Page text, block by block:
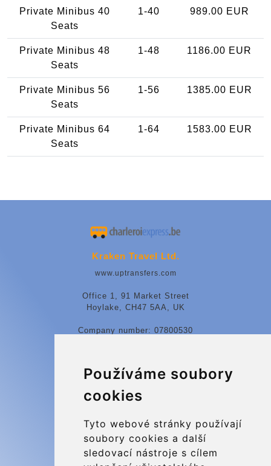
Používáme soubory
cookies
Tyto webové stránky používají
soubory cookies a další
sledovací nástroje s cílem
Private Minibus 40
Seats
1-40 989.00 EUR
Private Minibus 48
Seats
1-48 1186.00 EUR
Private Minibus 56
Seats
1-56 1385.00 EUR
Private Minibus 64
Seats
1-64 1583.00 EUR
Kraken Travel Ltd.
www.uptransfers.com
Office 1, 91 Market Street
Hoylake, CH47 5AA, UK
Company number: 07800530
More
Blog
Contact